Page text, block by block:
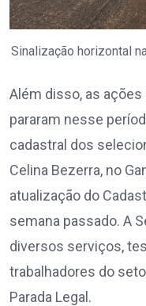
Sinalização horizontal
Além disso, as
pararam nesse
cadastral dos
Celina Bezerra, no
atualização do
semana passado. A
diversos serviços,
trabalhadores do
Parada Legal.